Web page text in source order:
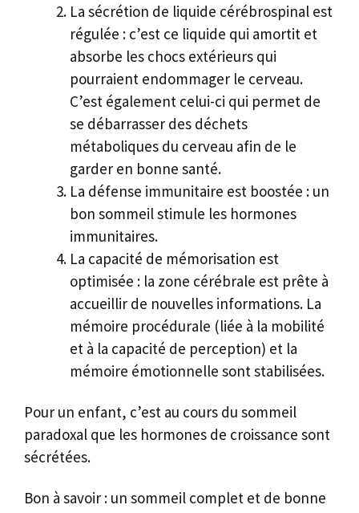
La sécrétion de liquide cérébrospinal est
régulée : c’est ce liquide qui amortit et
absorbe les chocs extérieurs qui
pourraient endommager le cerveau.
C’est également celui-ci qui permet de
se débarrasser des déchets
métaboliques du cerveau afin de le
garder en bonne santé.
La défense immunitaire est boostée : un
bon sommeil stimule les hormones
immunitaires.
La capacité de mémorisation est
optimisée : la zone cérébrale est prête à
accueillir de nouvelles informations. La
mémoire procédurale (liée à la mobilité
et à la capacité de perception) et la
mémoire émotionnelle sont stabilisées.
Pour un enfant, c’est au cours du sommeil
paradoxal que les hormones de croissance sont
sécrétées.
Bon à savoir : un sommeil complet et de bonne